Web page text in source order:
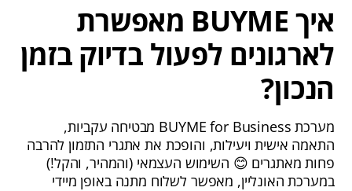
איך BUYME מאפשרת
לארגונים לפעול בדיוק בזמן
הנכון?
מערכת BUYME for Business מבטיחה עקביות,
התאמה אישית ויעילות, והופכת את אתגרי התזמון להרבה
פחות מאתגרים 😊 השימוש העצמאי (והמהיר, והקל!)
במערכת האונליין, מאפשר לשלוח מתנה באופן מיידי